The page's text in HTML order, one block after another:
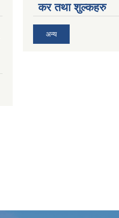
कर तथा शुल्कहरु
अन्य